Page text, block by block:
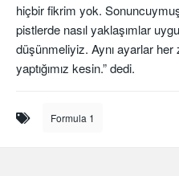
hiçbir fikrim yok.
pistlerde nasıl yaklaşımlar
düşünmeliyiz. Aynı ayarlar
yaptığımız kesin.” dedi.
Formula 1